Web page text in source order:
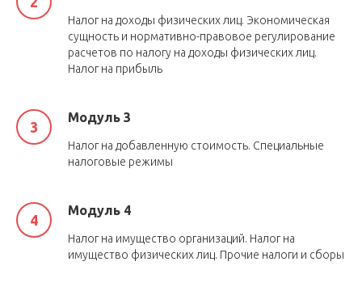
Налог на доходы физических лиц. Экономическая
сущность и нормативно-правовое регулирование
расчетов по налогу на доходы физических лиц.
Налог на прибыль
Модуль 3
Налог на добавленную стоимость. Специальные
налоговые режимы
Модуль 4
Налог на имущество организаций. Налог на
имущество физических лиц. Прочие налоги и сборы